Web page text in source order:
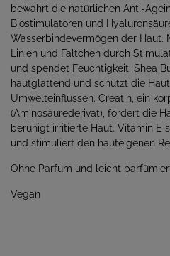
bewahrt die natürlichen Anti-
Biostimulatoren und
Wasserbindevermögen der Haut.
Linien und Fältchen durch
und spendet Feuchtigkeit. Shea
hautglättend und schützt die
Umwelteinflüssen. Creatin, ein
(Aminosäurederivat), fördert die
beruhigt irritierte Haut. Vitamin E
und stimuliert den hauteigenen
Ohne Parfum und leicht
Vegan